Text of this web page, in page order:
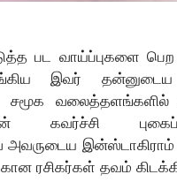
பட வாய்ப்புகளை பெற
இவர் தன்னுடைய
சமூக வலைத்தளங்களில்
கவர்ச்சி
அவருடைய
ரசிகர்கள் தவம்